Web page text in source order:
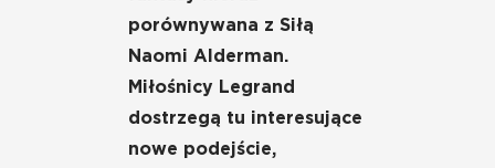
porównywana z Siłą
Naomi Alderman.
Miłośnicy Legrand
dostrzegą tu interesujące
nowe podejście,